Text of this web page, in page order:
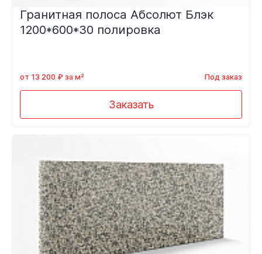
Гранитная полоса Абсолют Блэк
1200*600*30 полировка
от 13 200 ₽ за м² Под заказ
Заказать